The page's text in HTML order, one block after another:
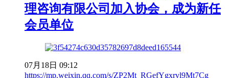
理咨询有限公司加入协会，成为新任
会员单位
07月18日 09:12
https://mp.weixin.qq.com/s/ZP2Mt_RGefYgxrvl9Mt7Cg